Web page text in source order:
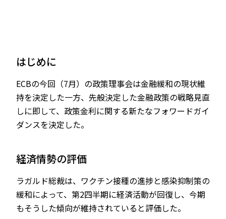
JP EN
はじめに
ECBの今回（7月）の政策理事会は金融緩和の現状維
持を決定した一方、先般決定した金融政策の戦略見直
しに即して、政策金利に関する新たなフォワードガイ
ダンスを決定した。
経済情勢の評価
ラガルド総裁は、ワクチン接種の進捗と感染抑制策の
緩和によって、第2四半期に経済活動が回復し、今期
もそうした傾向が維持されていると評価した。